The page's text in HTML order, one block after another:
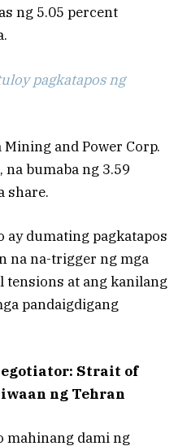
ng 5.05 percent
pagkatapos ng
and Power Corp.
bumaba ng 3.59
share.
ay dumating pagkatapos
na na-trigger ng mga
tensions at ang kanilang
pandaigdigang
Strait of
ng Tehran
mahinang dami ng